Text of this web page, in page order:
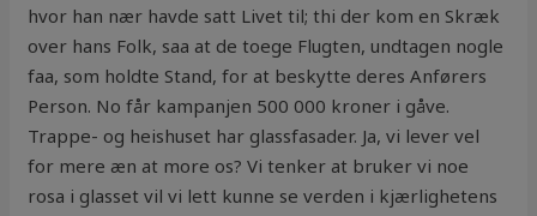
hvor han nær havde satt Livet til; thi der kom en Skræk
over hans Folk, saa at de toege Flugten, undtagen nogle
faa, som holdte Stand, for at beskytte deres Anførers
Person. No får kampanjen 500 000 kroner i gåve.
Trappe- og heishuset har glassfasader. Ja, vi lever vel
for mere æn at more os? Vi tenker at bruker vi noe
rosa i glasset vil vi lett kunne se verden i kjærlighetens